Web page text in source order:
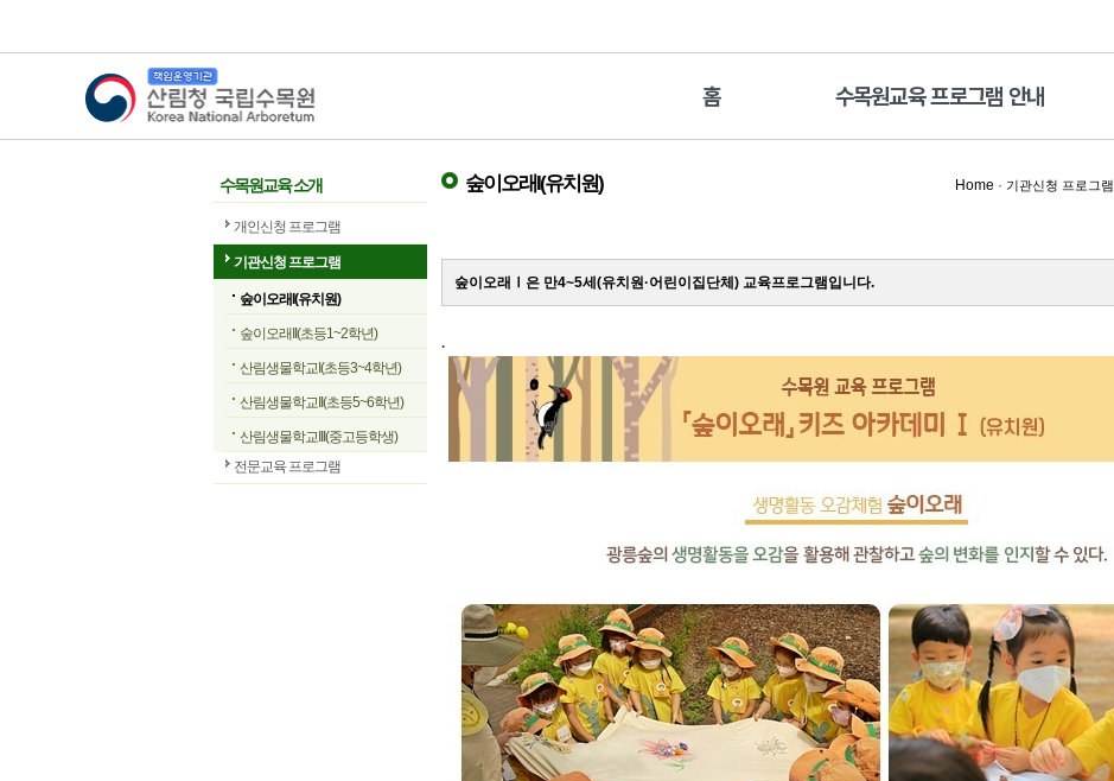
산림청 국립수목원
홈 수목원교육 프로그램 안내
수목원교육 소개
개인신청 프로그램
기관신청 프로그램
숲이오래I(유치원)
숲이오래II(초등1~2학년)
산림생물학교I(초등3~4학년)
산림생물학교II(초등5~6학년)
산림생물학교III(중고등학생)
전문교육 프로그램
Home · 기관신청 프로그램
숲이오래I(유치원)
숲이오래Ⅰ은 만4~5세(유치원·어린이집단체) 교육프로그램입니다.
.